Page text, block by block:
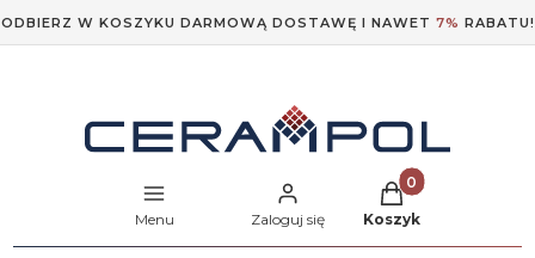
ODBIERZ W KOSZYKU DARMOWĄ DOSTAWĘ I NAWET 7% RABATU!
Menu Zaloguj się
Produkty w
Koszyk